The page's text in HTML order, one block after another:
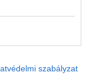
szabályzat